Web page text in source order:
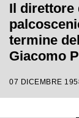
Il direttore
termine
Giacomo
Wallmann,
07 DICEMBRE